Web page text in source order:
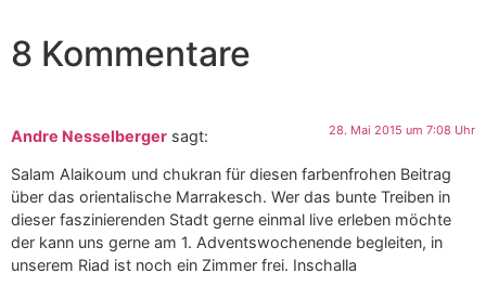
8 Kommentare
Andre Nesselberger sagt: 28. Mai 2015 um 7:08 Uhr
Salam Alaikoum und chukran für diesen farbenfrohen Beitrag
über das orientalische Marrakesch. Wer das bunte Treiben in
dieser faszinierenden Stadt gerne einmal live erleben möchte
der kann uns gerne am 1. Adventswochenende begleiten, in
unserem Riad ist noch ein Zimmer frei. Inschalla